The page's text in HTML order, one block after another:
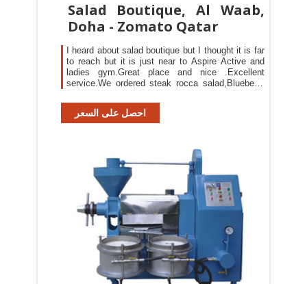
Salad Boutique, Al Waab,
Doha - Zomato Qatar
I heard about salad boutique but I thought it is far
to reach but it is just near to Aspire Active and
ladies gym.Great place and nice .Excellent
service.We ordered steak rocca salad,Blueberry
sauce.Pasta was great.Blueberry drink was
healthy no sugar added.Salad was good.Prices
احصل على السعر